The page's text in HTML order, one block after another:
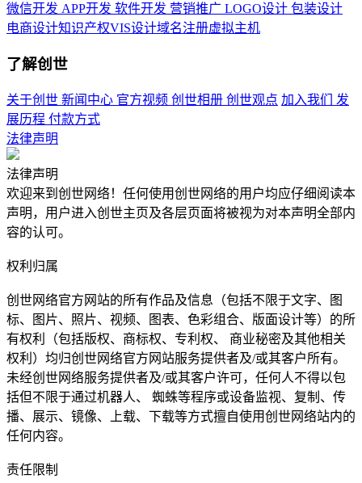
微信开发 APP开发 软件开发 营销推广 LOGO设计 包装设计
电商设计知识产权VIS设计域名注册虚拟主机
了解创世
关于创世 新闻中心 官方视频 创世相册 创世观点 加入我们 发
展历程 付款方式
法律声明
法律声明
欢迎来到创世网络！任何使用创世网络的用户均应仔细阅读本
声明，用户进入创世主页及各层页面将被视为对本声明全部内
容的认可。
权利归属
创世网络官方网站的所有作品及信息（包括不限于文字、图
标、图片、照片、视频、图表、色彩组合、版面设计等）的所
有权利（包括版权、商标权、专利权、 商业秘密及其他相关
权利）均归创世网络官方网站服务提供者及/或其客户所有。
未经创世网络服务提供者及/或其客户许可，任何人不得以包
括但不限于通过机器人、 蜘蛛等程序或设备监视、复制、传
播、展示、镜像、上载、下载等方式擅自使用创世网络站内的
任何内容。
责任限制